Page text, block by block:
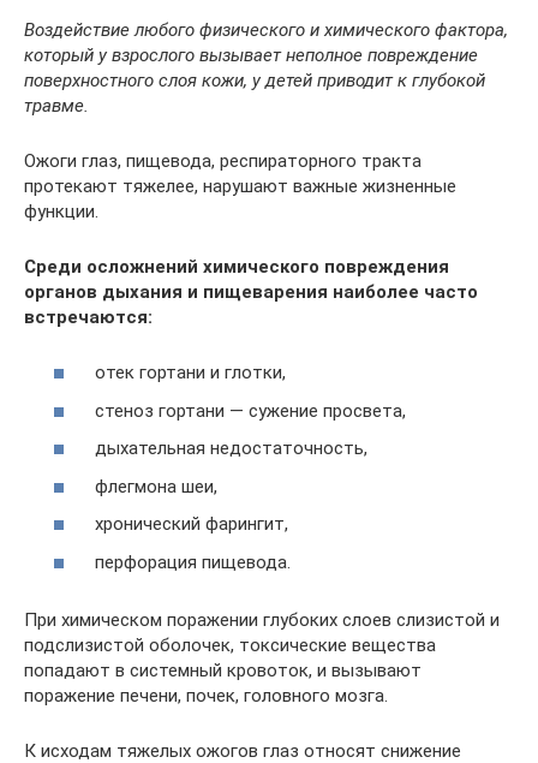
Воздействие любого физического и химического фактора,
который у взрослого вызывает неполное повреждение
поверхностного слоя кожи, у детей приводит к глубокой
травме.
Ожоги глаз, пищевода, респираторного тракта
протекают тяжелее, нарушают важные жизненные
функции.
Среди осложнений химического повреждения
органов дыхания и пищеварения наиболее часто
встречаются:
отек гортани и глотки,
стеноз гортани — сужение просвета,
дыхательная недостаточность,
флегмона шеи,
хронический фарингит,
перфорация пищевода.
При химическом поражении глубоких слоев слизистой и
подслизистой оболочек, токсические вещества
попадают в системный кровоток, и вызывают
поражение печени, почек, головного мозга.
К исходам тяжелых ожогов глаз относят снижение